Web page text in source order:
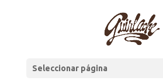
Seleccionar página